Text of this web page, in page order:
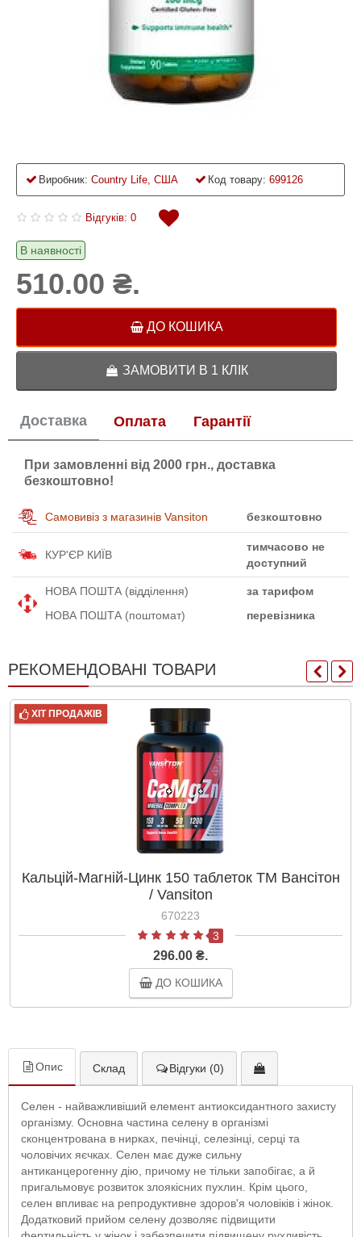
Виробник: Country Life, США Код товару: 699126
Відгуків: 0
В наявності
510.00 ₴.
ДО КОШИКА
ЗАМОВИТИ В 1 КЛІК
Доставка Оплата Гарантії
При замовленні від 2000 грн., доставка
безкоштовно!
Самовивіз з магазинів Vansiton безкоштовно
КУР'ЄР КИЇВ
тимчасово не
доступний
НОВА ПОШТА (відділення)
за тарифом
НОВА ПОШТА (поштомат)
перевізника
РЕКОМЕНДОВАНІ ТОВАРИ
ХІТ ПРОДАЖІВ
Кальцій-Магній-Цинк 150 таблеток ТМ Вансітон
/ Vansiton
670223
3
296.00 ₴.
ДО КОШИКА
Опис Склад Відгуки (0)
Селен - найважливіший елемент антиоксидантного захисту
організму. Основна частина селену в організмі
сконцентрована в нирках, печінці, селезінці, серці та
чоловічих яєчках. Селен має дуже сильну
антиканцерогенну дію, причому не тільки запобігає, а й
пригальмовує розвиток злоякісних пухлин. Крім цього,
селен впливає на репродуктивне здоров'я чоловіків і жінок.
Додатковий прийом селену дозволяє підвищити